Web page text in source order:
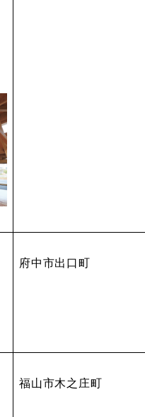
府中市出口町
福山市木之庄町